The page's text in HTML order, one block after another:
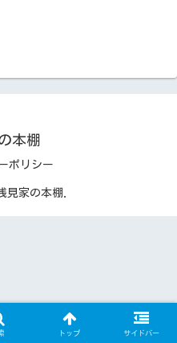
本棚
ポリシー
見家の本棚.
トップ サイドバー